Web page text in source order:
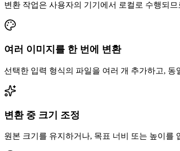
변환 작업은 사용자의 기기에서 로컬로 수행되
여러 이미지를 한 번에 변환
선택한 입력 형식의 파일을 여러 개 추가하고,
변환 중 크기 조정
원본 크기를 유지하거나, 목표 너비 또는 높이를